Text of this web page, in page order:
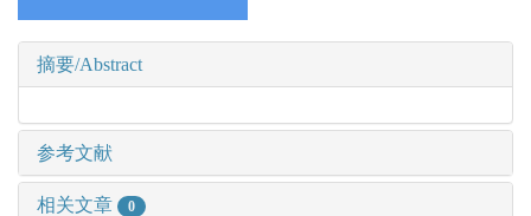
摘要/Abstract
参考文献
相关文章 0